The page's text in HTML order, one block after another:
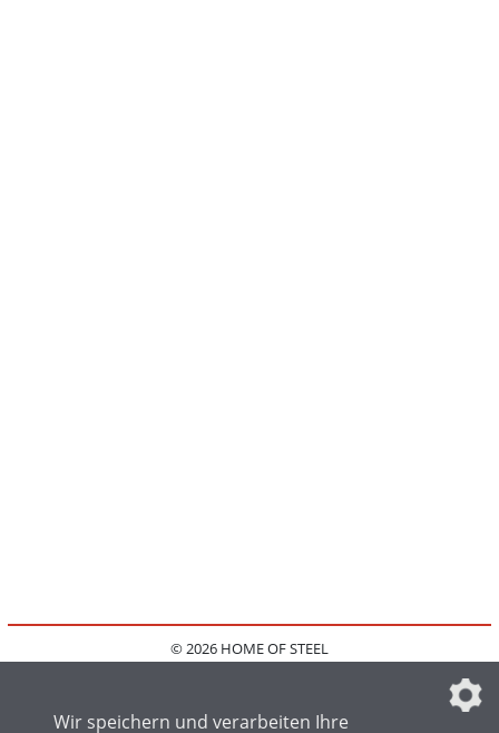
© 2026 HOME OF STEEL
IMPRESSUM
FAQ
DATENSCHUTZEINSTELLUNGEN
Wir speichern und verarbeiten Ihre